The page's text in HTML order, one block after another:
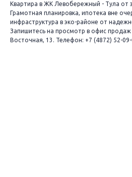
Квартира в ЖК Левобережный - Тула от
Грамотная планировка, ипотека вне
инфраструктура в эко-районе от
Запишитесь на просмотр в офис продаж
Восточная, 13. Телефон: +7 (4872) 52-